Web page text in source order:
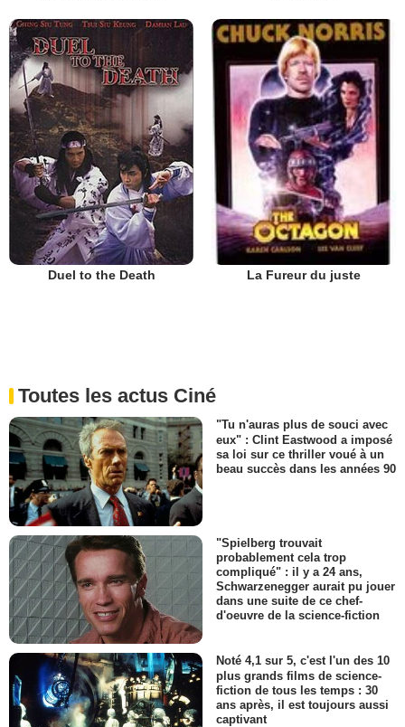
Duel to the Death La Fureur du juste
Toutes les actus Ciné
"Tu n'auras plus de souci avec
eux" : Clint Eastwood a imposé
sa loi sur ce thriller voué à un
beau succès dans les années 90
"Spielberg trouvait
probablement cela trop
compliqué" : il y a 24 ans,
Schwarzenegger aurait pu jouer
dans une suite de ce chef-
d'oeuvre de la science-fiction
Noté 4,1 sur 5, c'est l'un des 10
plus grands films de science-
fiction de tous les temps : 30
ans après, il est toujours aussi
captivant